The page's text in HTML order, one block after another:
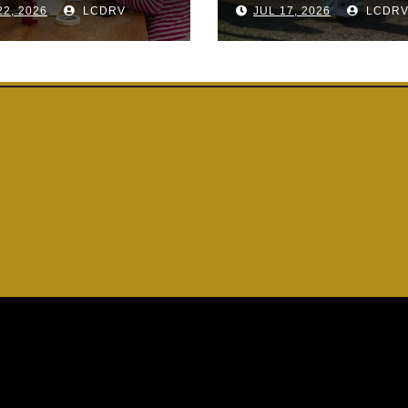
2026 LCDRV JUL 17, 2026 LCDRV